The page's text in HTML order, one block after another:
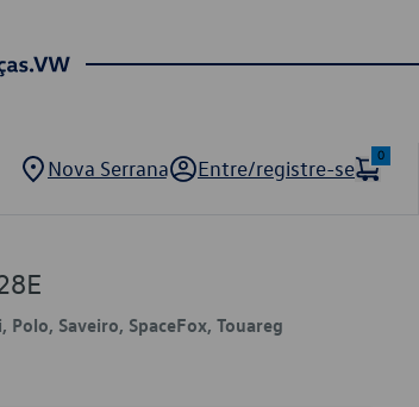
Nova Serrana Entre/registre-se
0
Saveiro, SpaceFox, Touareg